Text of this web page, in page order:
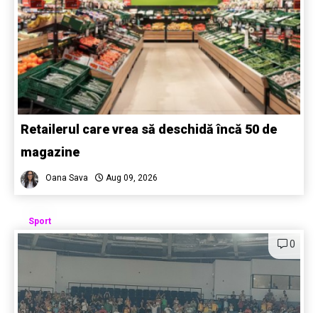
Retailerul care vrea să deschidă încă 50 de
magazine
Oana Sava Aug 09, 2026
Sport
0